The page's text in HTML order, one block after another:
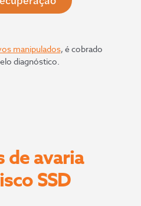
manipulados, é cobrado
diagnóstico.
de avaria
SSD